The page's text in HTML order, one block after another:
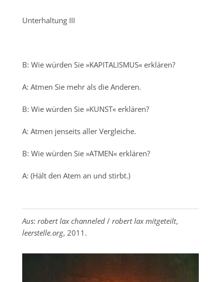
Unterhaltung III
B: Wie würden Sie »KAPITALISMUS« erklären?
A: Atmen Sie mehr als die Anderen.
B: Wie würden Sie »KUNST« erklären?
A: Atmen jenseits aller Vergleiche.
B: Wie würden Sie »ATMEN« erklären?
A: (Hält den Atem an und stirbt.)
Aus: robert lax channeled / robert lax mitgeteilt,
leerstelle.org, 2011.